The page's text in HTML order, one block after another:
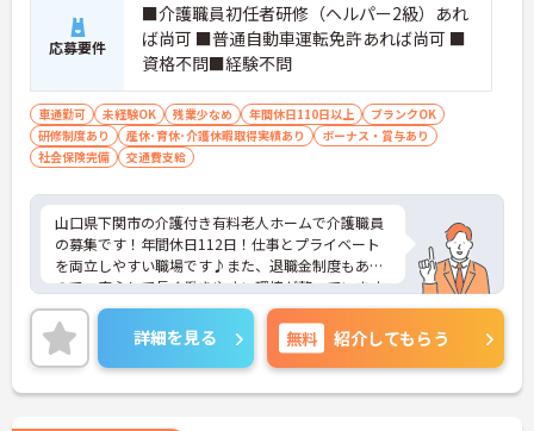
応募要件
■介護職員初任者研修（ヘルパー2級）あれ
ば尚可 ■普通自動車運転免許あれば尚可 ■
資格不問■経験不問
車通勤可 未経験OK 残業少なめ 年間休日110日以上
ブランクOK
研修制度あり
産休･育休･介護休暇取得実績あり
ボーナス・賞与あり
社会保険完備
交通費支給
山口県下関市の介護付き有料老人ホームで介護職員
の募集です！年間休日112日！仕事とプライベート
を両立しやすい職場です♪また、退職金制度もある
ので、安心して長く働きやすい環境が整っています
◎ご興味のある方は、面接ポイントをお伝えします
ので、お気軽にご連絡ください。
詳細を見る 無料 紹介してもらう